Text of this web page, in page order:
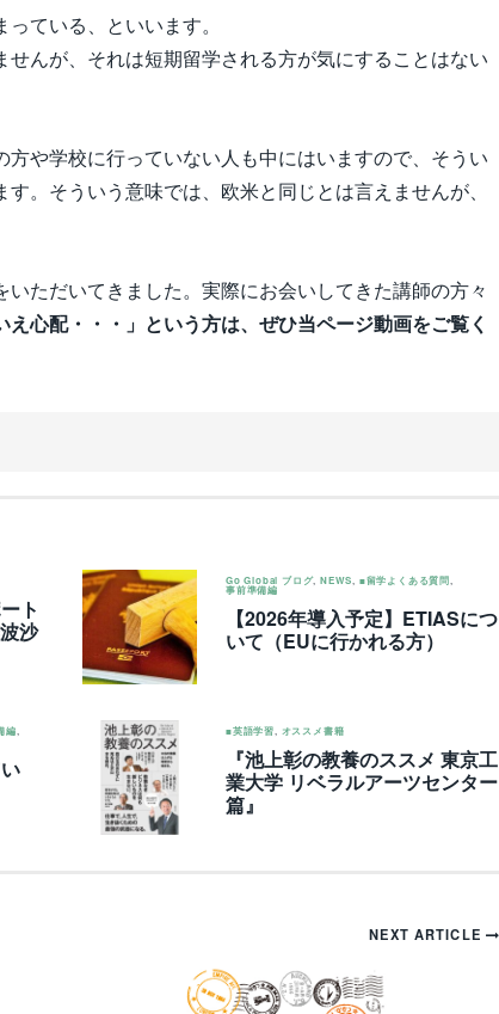
ている、といいます。
んが、それは短期留学される方が気にすることはない
や学校に行っていない人も中にはいますので、そうい
。そういう意味では、欧米と同じとは言えませんが、
ただいてきました。実際にお会いしてきた講師の方々
え心配・・・」という方は、ぜひ当ページ動画をご覧く
ト
沙
Go Global ブログ,NEWS ■留学よくある質問
事前準備編
【2026年導入予定】ETIASにつ
いて（EUに行かれる方）
編 ■英語学習 オススメ書籍
『池上彰の教養のススメ 東京工
業大学 リベラルアーツセンター
篇』
NEXT ARTICLE